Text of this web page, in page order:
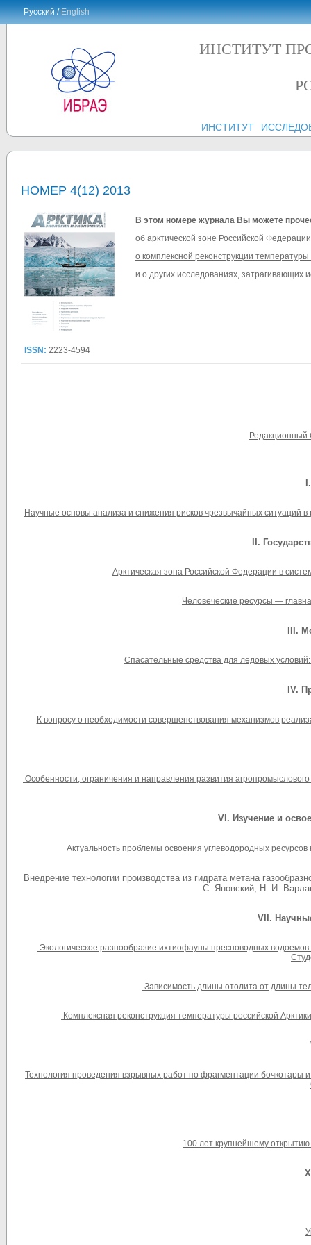
Русский /English
ИНСТИТУТ
ИНСТИТУТ
НОМЕР 4(12) 2013
ISSN: 2223-4594
В этом номере журнала Вы можете
об арктической зоне Российской
о комплексной реконструкции
и о других исследованиях, затрагивающих
Редакционный
Научные основы анализа и снижения рисков чрезвычайных
II.
Арктическая зона Российской Федерации в
Человеческие ресурсы —
III.
Спасательные средства для ледовых
IV.
К вопросу о необходимости совершенствования механизмов
Особенности, ограничения и направления развития
VI. Изучение и
Актуальность проблемы освоения углеводородных
Внедрение технологии производства из гидрата метана
С. Яновский, Н. И.
VII.
Экологическое разнообразие ихтиофауны пресноводных
Зависимость длины отолита от длины
Комплексная реконструкция температуры российской
Технология проведения взрывных работ по фрагментации бочкотары
100 лет крупнейшему